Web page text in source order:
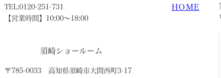
TEL:0120-251-731
【営業時間】10:00〜18:00
須崎ショールーム
〒785-0033 高知県須崎市大間西町3-17
HOME